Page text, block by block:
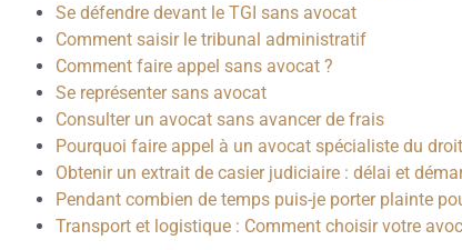
Se défendre devant le TGI sans avocat
Comment saisir le tribunal administratif
Comment faire appel sans avocat ?
Se représenter sans avocat
Consulter un avocat sans avancer de frais
Pourquoi faire appel à un avocat spécialiste du
Obtenir un extrait de casier judiciaire : délai et
Pendant combien de temps puis-je porter plainte
Transport et logistique : Comment choisir votre